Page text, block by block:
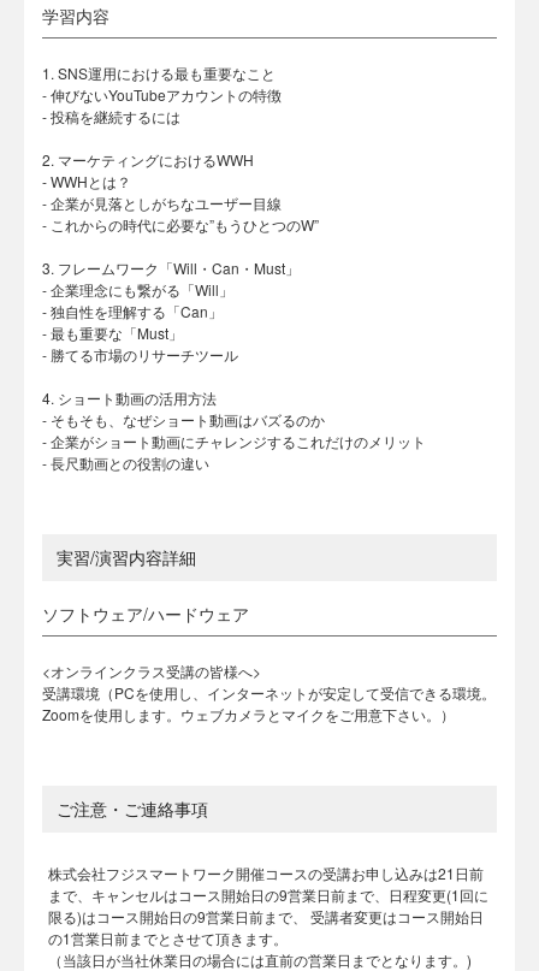
学習内容
1. SNS運用における最も重要なこと
- 伸びないYouTubeアカウントの特徴
- 投稿を継続するには
2. マーケティングにおけるWWH
- WWHとは？
- 企業が見落としがちなユーザー目線
- これからの時代に必要な”もうひとつのW”
3. フレームワーク「Will・Can・Must」
- 企業理念にも繋がる「Will」
- 独自性を理解する「Can」
- 最も重要な「Must」
- 勝てる市場のリサーチツール
4. ショート動画の活用方法
- そもそも、なぜショート動画はバズるのか
- 企業がショート動画にチャレンジするこれだけのメリット
- 長尺動画との役割の違い
実習/演習内容詳細
ソフトウェア/ハードウェア
<オンラインクラス受講の皆様へ>
受講環境（PCを使用し、インターネットが安定して受信できる環境。
Zoomを使用します。ウェブカメラとマイクをご用意下さい。）
ご注意・ご連絡事項
株式会社フジスマートワーク開催コースの受講お申し込みは21日前
まで、キャンセルはコース開始日の9営業日前まで、日程変更(1回に
限る)はコース開始日の9営業日前まで、 受講者変更はコース開始日
の1営業日前までとさせて頂きます。
（当該日が当社休業日の場合には直前の営業日までとなります。)